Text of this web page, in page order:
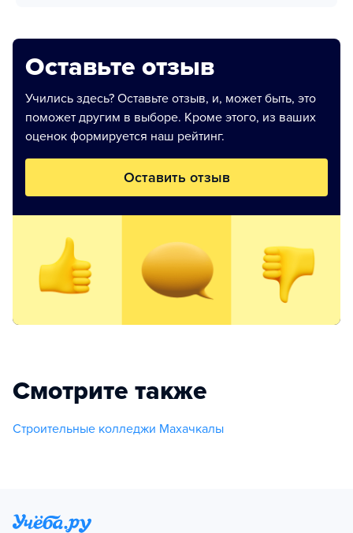
Оставьте отзыв
Учились здесь? Оставьте отзыв, и, может быть, это
поможет другим в выборе. Кроме этого, из ваших
оценок формируется наш рейтинг.
Оставить отзыв
Смотрите также
Строительные колледжи Махачкалы